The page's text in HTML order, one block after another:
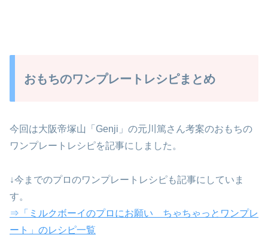
おもちのワンプレートレシピまとめ
今回は大阪帝塚山「Genji」の元川篤さん考案のおもちの
ワンプレートレシピを記事にしました。
↓今までのプロのワンプレートレシピも記事にしていま
す。
⇒「ミルクボーイのプロにお願い ちゃちゃっとワンプレ
ート」のレシピ一覧